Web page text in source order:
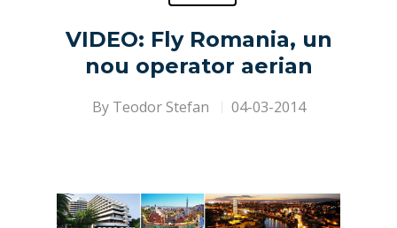
VIDEO: Fly Romania, un
nou operator aerian
By Teodor Stefan 04-03-2014